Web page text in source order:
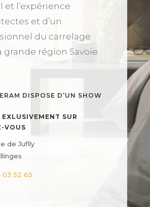
et l’expérience
et d’un
du carrelage
grande région Savoie.
DISPOSE D’UN SHOW
SUR
VOUS
de Juflly
03 52 65